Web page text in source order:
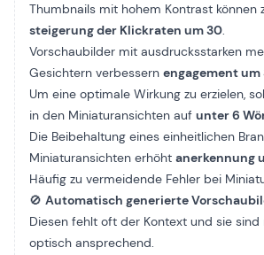
Thumbnails mit hohem Kontrast können
steigerung der Klickraten um 30.
Vorschaubilder mit ausdrucksstarken
Gesichtern verbessern engagement um
Um eine optimale Wirkung zu erzielen,
in den Miniaturansichten auf unter 6
Die Beibehaltung eines einheitlichen
Miniaturansichten erhöht anerkennung
Häufig zu vermeidende Fehler bei
🚫 Automatisch generierte
Diesen fehlt oft der Kontext und sie
optisch ansprechend.